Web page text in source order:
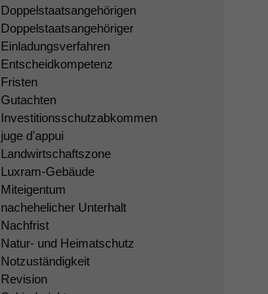
Doppelstaatsangehörigen
Doppelstaatsangehöriger
Einladungsverfahren
Entscheidkompetenz
Fristen
Gutachten
Investitionsschutzabkommen
juge d'appui
Landwirtschaftszone
Luxram-Gebäude
Miteigentum
nachehelicher Unterhalt
Nachfrist
Natur- und Heimatschutz
Notzuständigkeit
Revision